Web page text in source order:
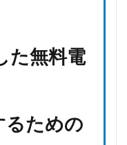
た無料電
るための